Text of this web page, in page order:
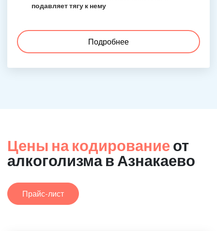
подавляет тягу к нему
Подробнее
Цены на кодирование от
алкоголизма в Азнакаево
Прайс-лист